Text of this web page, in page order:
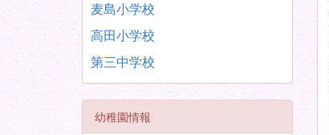
麦島小学校
高田小学校
第三中学校
幼稚園情報